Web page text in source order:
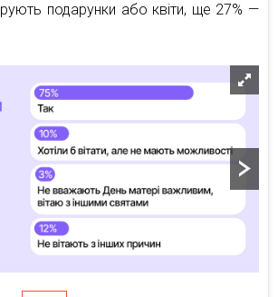
подарунки або квіти, ще 27% —